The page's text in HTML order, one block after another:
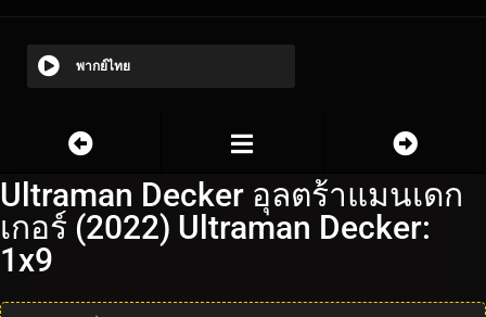
พากย์ไทย
Ultraman Decker อุลตร้าแมนเดก
เกอร์ (2022) Ultraman Decker:
1x9